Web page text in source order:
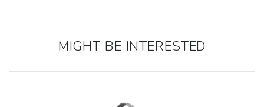
MIGHT BE INTERESTED